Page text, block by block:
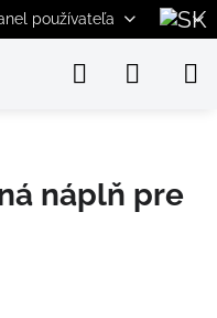
používateľa
náplň pre